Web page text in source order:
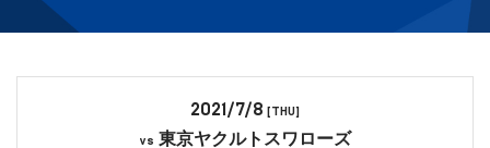
2021/7/8 [THU]
vs 東京ヤクルトスワローズ